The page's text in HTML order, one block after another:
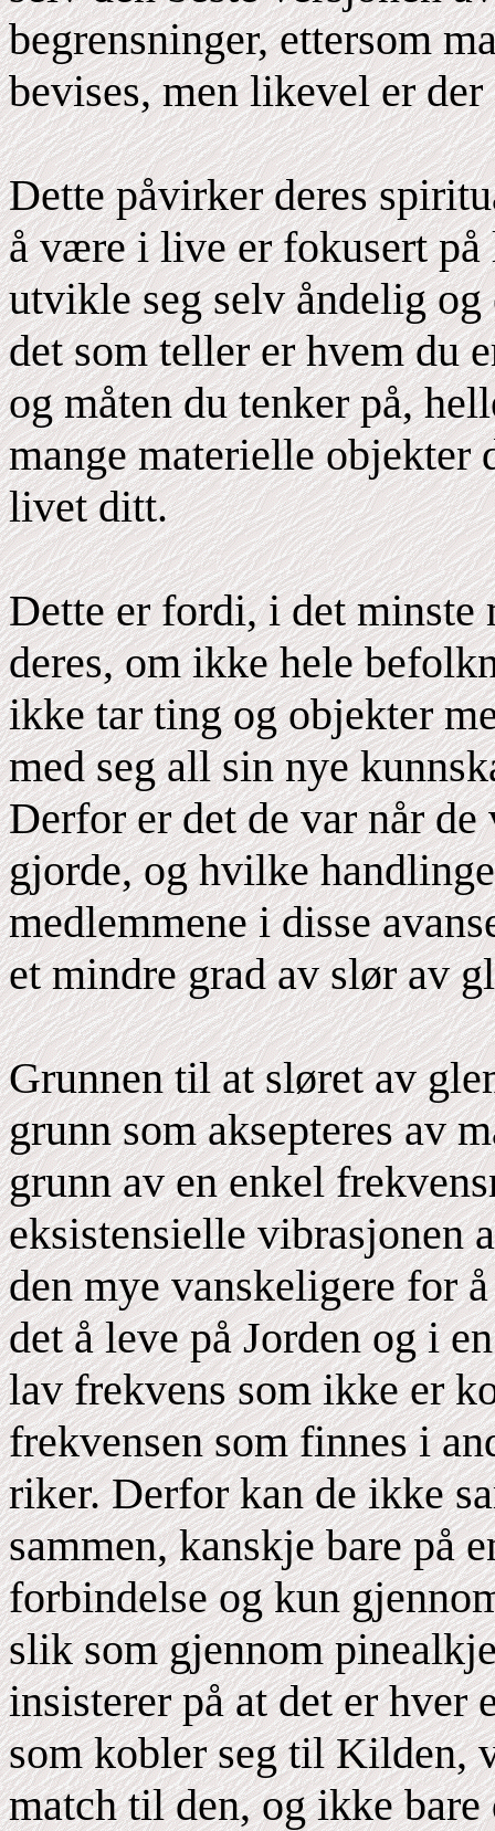
begrensninger, ettersom
bevises, men likevel er
Dette påvirker deres
å være i live er fokusert
utvikle seg selv åndelig
det som teller er hvem du
og måten du tenker på,
mange materielle objekter
livet ditt.
Dette er fordi, i det minste
deres, om ikke hele
ikke tar ting og objekter
med seg all sin nye
Derfor er det de var når
gjorde, og hvilke
medlemmene i disse
et mindre grad av slør av
Grunnen til at sløret av
grunn som aksepteres av
grunn av en enkel
eksistensielle vibrasjonen
den mye vanskeligere for
det å leve på Jorden og i
lav frekvens som ikke er
frekvensen som finnes i
riker. Derfor kan de ikke
sammen, kanskje bare på
forbindelse og kun
slik som gjennom
insisterer på at det er hver
som kobler seg til Kilden,
match til den, og ikke bare